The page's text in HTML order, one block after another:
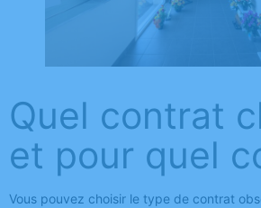
Quel contrat
et pour quel
Vous pouvez choisir le type de contrat